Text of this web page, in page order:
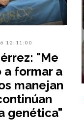
12:11:00
"Me
formar a
manejan
genética"